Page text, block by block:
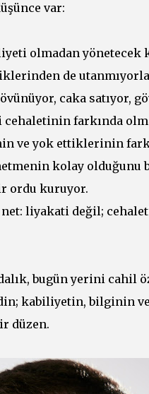
var:
olmadan yönetecek
de
caka satıyor,
farkında
ve yok ettiklerinin
kolay olduğunu
ordu kuruyor.
liyakati değil;
bugün yerini cahil
kabiliyetin, bilginin
düzen.